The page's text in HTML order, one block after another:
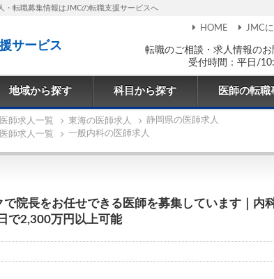
・転職募集情報はJMCの転職支援サービスへ
サービス
転職のご相談・求人情報の
受付時間：平日/
HOME JMC
地域から探す 科目から探す 医師の転職
師求人一覧 東海の医師求人
静岡県の医師求人
師求人一覧 一般内科の医師求人
院長をお任せできる医師を募集しています｜内
で2,300万円以上可能